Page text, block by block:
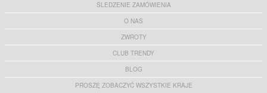
ŚLEDZENIE ZAMÓWIENIA
O NAS
ZWROTY
CLUB TRENDY
BLOG
PROSZĘ ZOBACZYĆ WSZYSTKIE KRAJE